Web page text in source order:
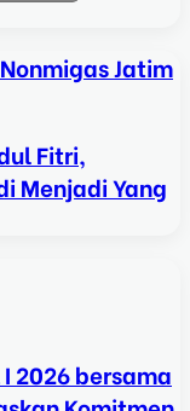
Jatim
Fitri,
Menjadi Yang
2026 bersama